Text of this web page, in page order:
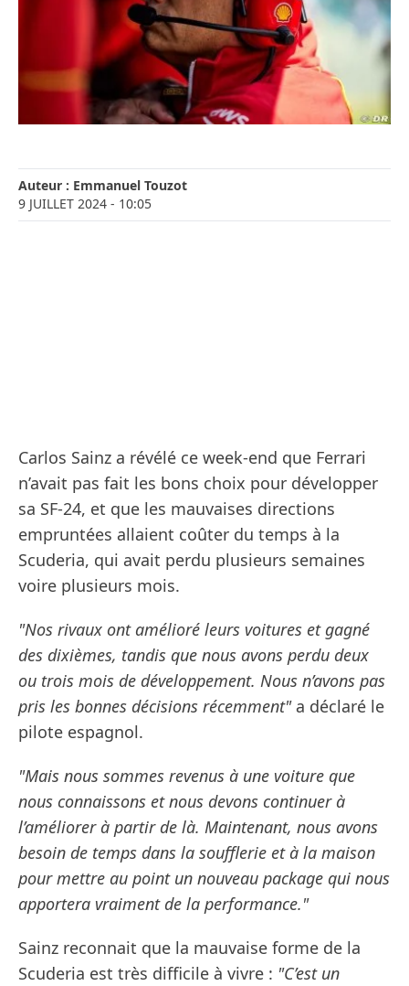
Auteur : Emmanuel Touzot
9 JUILLET 2024 - 10:05
Carlos Sainz a révélé ce week-end que Ferrari
n’avait pas fait les bons choix pour développer
sa SF-24, et que les mauvaises directions
empruntées allaient coûter du temps à la
Scuderia, qui avait perdu plusieurs semaines
voire plusieurs mois.
"Nos rivaux ont amélioré leurs voitures et gagné
des dixièmes, tandis que nous avons perdu deux
ou trois mois de développement. Nous n’avons pas
pris les bonnes décisions récemment"a déclaré le
pilote espagnol.
"Mais nous sommes revenus à une voiture que
nous connaissons et nous devons continuer à
l’améliorer à partir de là. Maintenant, nous avons
besoin de temps dans la soufflerie et à la maison
pour mettre au point un nouveau package qui nous
apportera vraiment de la performance."
Sainz reconnait que la mauvaise forme de la
Scuderia est très difficile à vivre : "C’est un